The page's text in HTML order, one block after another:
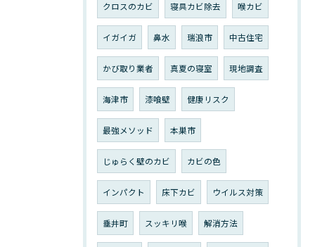
クロスのカビ 寝具カビ除去 喉カビ
イガイガ 鼻水 瑞浪市 中古住宅
かび取り業者 真夏の寝室 現地調査
海津市 漆喰壁 健康リスク
最強メソッド 本巣市
じゅらく壁のカビ カビの色
インパクト 床下カビ ウイルス対策
垂井町 スッキリ喉 解消方法